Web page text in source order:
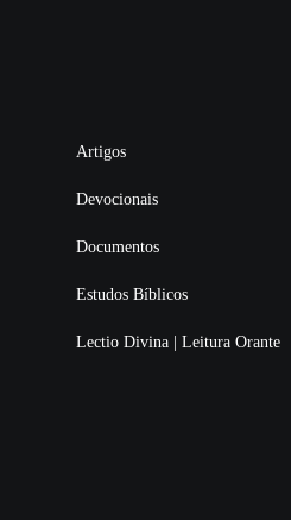
Artigos
Devocionais
Documentos
Estudos Bíblicos
Lectio Divina | Leitura Orante